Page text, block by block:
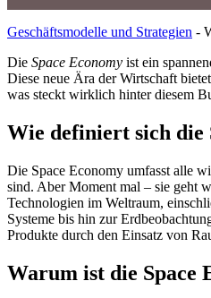
Geschäftsmodelle und Strategien -
Die Space Economy ist ein
Diese neue Ära der Wirtschaft
was steckt wirklich hinter diesem
Wie definiert sich die
Die Space Economy umfasst alle
sind. Aber Moment mal – sie geht
Technologien im Weltraum,
Systeme bis hin zur
Produkte durch den Einsatz von
Warum ist die Space